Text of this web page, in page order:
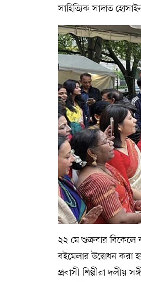
সাহিত্যিক সাদাত
২২ মে শুক্রবার বিকেলে
বইমেলার উদ্বোধন করা
প্রবাসী শিল্পীরা